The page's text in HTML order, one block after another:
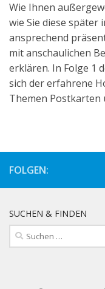
Wie Ihnen
wie Sie diese später
ansprechend
mit anschaulichen
erklären. In Folge 1
sich der erfahrene
Themen Postkarten
FOLGEN:
SUCHEN & FINDEN
Suchen
nach: